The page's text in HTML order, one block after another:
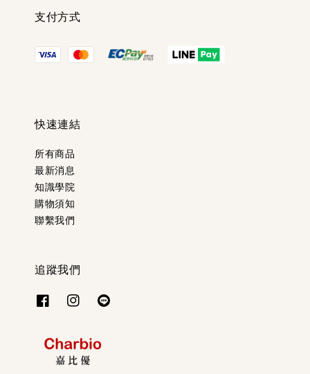
支付方式
快速連結
所有商品
最新消息
知識學院
購物須知
聯繫我們
追蹤我們